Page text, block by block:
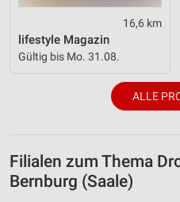
16,6 km
lifestyle Magazin
Gültig bis Mo. 31.08.
ALLE
Filialen zum Thema
Bernburg (Saale)